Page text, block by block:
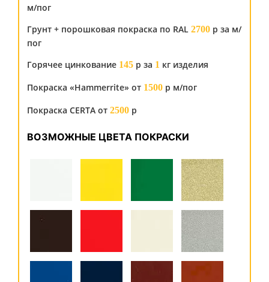
м/пог
Грунт + порошковая покраска по RAL 2700 р за м/
пог
Горячее цинкование 145 р за 1 кг изделия
Покраска «Hammerrite» от 1500 р м/пог
Покраска CERTA от 2500 р
ВОЗМОЖНЫЕ ЦВЕТА ПОКРАСКИ